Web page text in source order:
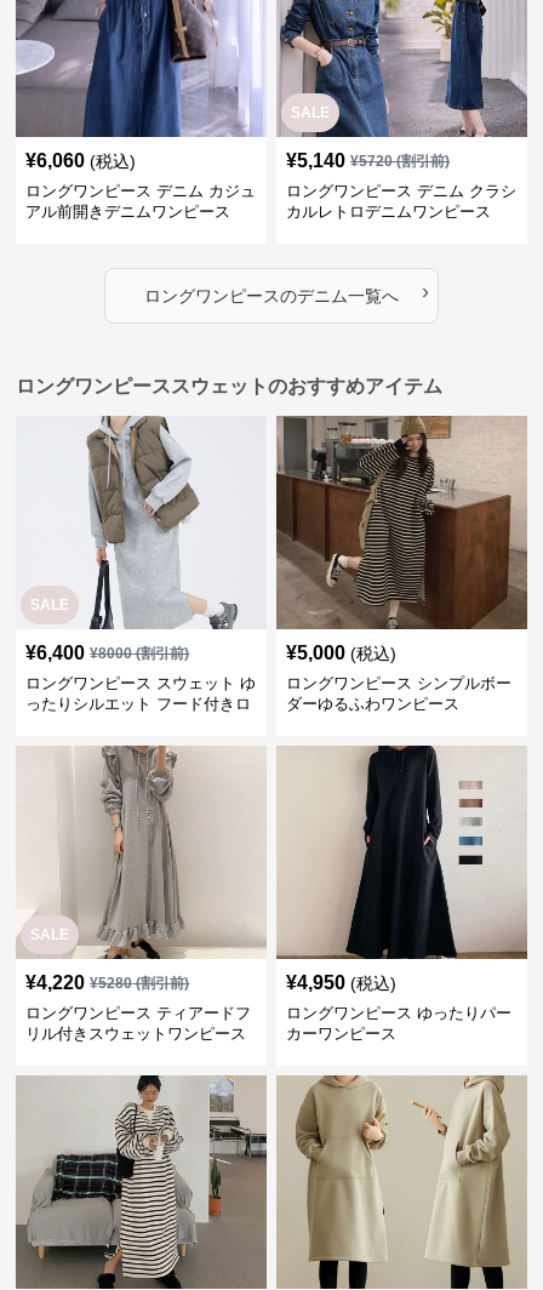
¥6,060 (税込)
ロングワンピース デニム カジュ
アル前開きデニムワンピース
SALE
¥5,140 ¥5720(割引前)
ロングワンピース デニム クラシ
カルレトロデニムワンピース
ロングワンピースのデニム一覧へ ›
ロングワンピーススウェットのおすすめアイテム
SALE
¥6,400 ¥8000(割引前)
ロングワンピース スウェット ゆ
ったりシルエット フード付きロ
¥5,000 (税込)
ロングワンピース シンプルボー
ダーゆるふわワンピース
SALE
¥4,220 ¥5280(割引前)
ロングワンピース ティアードフ
リル付きスウェットワンピース
¥4,950 (税込)
ロングワンピース ゆったりパー
カーワンピース